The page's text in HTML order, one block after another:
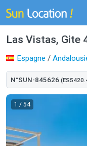
Las Vistas, Gite
Espagne /
N°SUN-845626
1 / 54